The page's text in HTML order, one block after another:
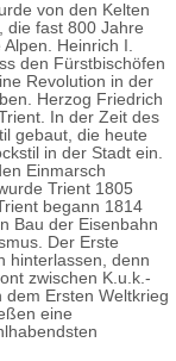
von den Kelten
die fast 800 Jahre
Heinrich I.
den Fürstbischöfen
Revolution in der
Herzog Friedrich
In der Zeit des
gebaut, die heute
in der Stadt ein.
Einmarsch
Trient 1805
begann 1814
Bau der Eisenbahn
Der Erste
hinterlassen, denn
zwischen K.u.k.-
Ersten Weltkrieg
eine